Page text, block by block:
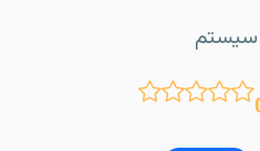
سیستم